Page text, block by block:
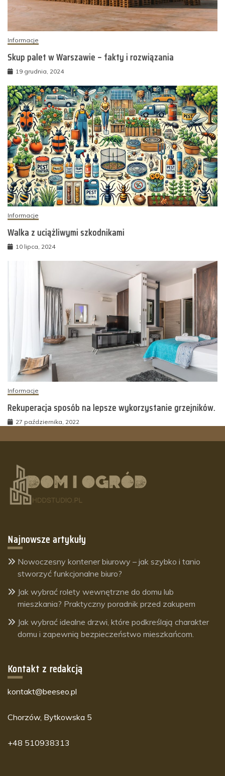
Informacje
Skup palet w Warszawie – fakty i rozwiązania
19 grudnia, 2024
Informacje
Walka z uciążliwymi szkodnikami
10 lipca, 2024
Informacje
Rekuperacja sposób na lepsze wykorzystanie grzejników.
27 października, 2022
Najnowsze artykuły
Nowoczesny kontener biurowy – jak szybko i tanio
stworzyć funkcjonalne biuro?
Jak wybrać rolety wewnętrzne do domu lub
mieszkania? Praktyczny poradnik przed zakupem
Jak wybrać idealne drzwi, które podkreślają charakter
domu i zapewnią bezpieczeństwo mieszkańcom.
Kontakt z redakcją
kontakt@beeseo.pl
Chorzów, Bytkowska 5
+48 510938313